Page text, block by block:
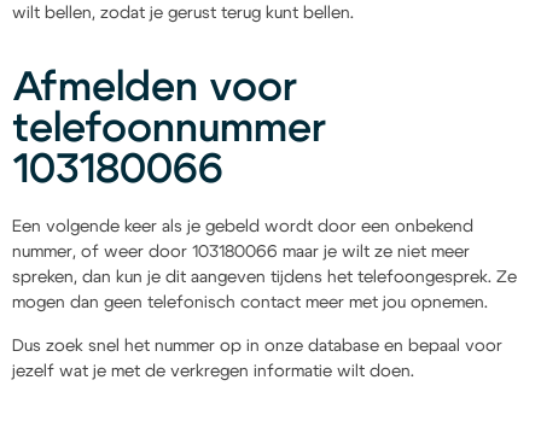
wilt bellen, zodat je gerust terug kunt bellen.
Afmelden voor
telefoonnummer
103180066
Een volgende keer als je gebeld wordt door een onbekend
nummer, of weer door 103180066 maar je wilt ze niet meer
spreken, dan kun je dit aangeven tijdens het telefoongesprek. Ze
mogen dan geen telefonisch contact meer met jou opnemen.
Dus zoek snel het nummer op in onze database en bepaal voor
jezelf wat je met de verkregen informatie wilt doen.